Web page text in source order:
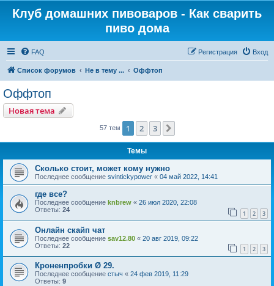
Клуб домашних пивоваров - Как cварить
пиво дома
FAQ Вход
Регистрация
Список форумов Не в тему ... Оффтоп
Оффтоп
Новая тема
57 тем 1 2 3
Темы
Сколько стоит, может кому нужно
Последнее сообщение svintickypower « 04 май 2022, 14:41
где все?
Последнее сообщение knbrew « 26 июл 2020, 22:08
Ответы: 24 1 2 3
Онлайн скайп чат
Последнее сообщение sav12.80 « 20 авг 2019, 09:22
Ответы: 22 1 2 3
Кроненпробки Ø 29.
Последнее сообщение стыч « 24 фев 2019, 11:29
Ответы: 9